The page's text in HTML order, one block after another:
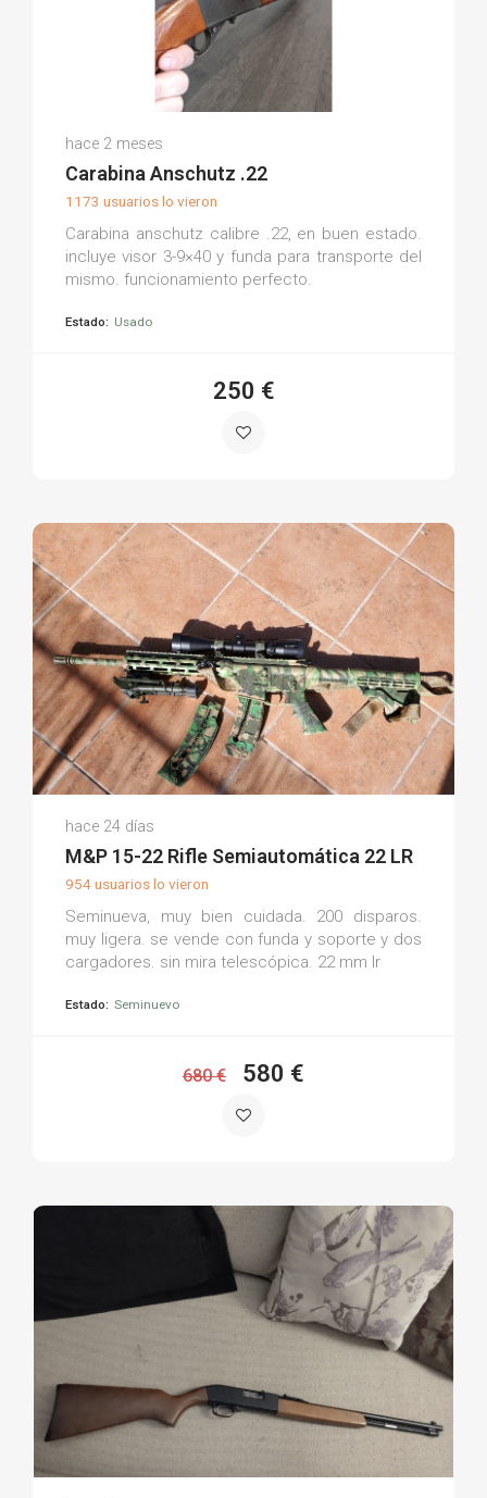
(0)
hace 2 meses
Carabina Anschutz .22
1173 usuarios lo vieron
Carabina anschutz calibre .22, en buen estado.
incluye visor 3-9×40 y funda para transporte del
mismo. funcionamiento perfecto.
Estado: Usado
250 €
Andreas M.
hace 24 días
M&P 15-22 Rifle Semiautomática 22 LR
954 usuarios lo vieron
Seminueva, muy bien cuidada. 200 disparos.
muy ligera. se vende con funda y soporte y dos
cargadores. sin mira telescópica. 22 mm lr
Estado: Seminuevo
680 € 580 €